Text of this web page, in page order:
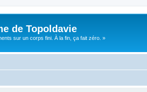
de Topoldavie
sur un corps fini. À la fin, ça fait zéro. »